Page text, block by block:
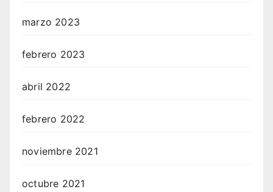
marzo 2023
febrero 2023
abril 2022
febrero 2022
noviembre 2021
octubre 2021